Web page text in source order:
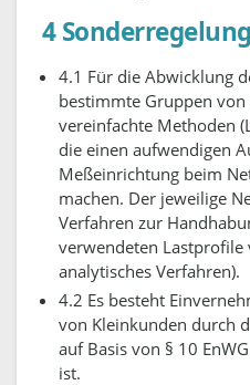
4
4.1 Für die Abwicklung
bestimmte Gruppen
vereinfachte Methoden
die einen aufwendigen
Meßeinrichtung beim
machen. Der jeweilige
Verfahren zur
verwendeten Lastprofile
analytisches Verfahren).
4.2 Es besteht
von Kleinkunden durch
auf Basis von § 10
ist.